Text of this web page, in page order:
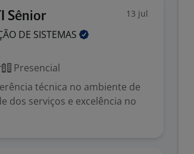
Sênior 13 jul
DE SISTEMAS
Presencial
técnica no ambiente de
dos serviços e excelência no